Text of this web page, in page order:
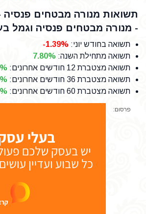
תשואות מנורה מבטחים פנסיה
- מנורה מבטחים פנסיה וגמל
תשואה בחודש יוני:
-1.39%
תשואה מתחילת השנה:
7.80%
תשואה מצטברת 12 חודשים אחרונים
:
תשואה מצטברת 36 חודשים אחרונים
:
תשואה מצטברת 60 חודשים אחרונים
:
פרסום: